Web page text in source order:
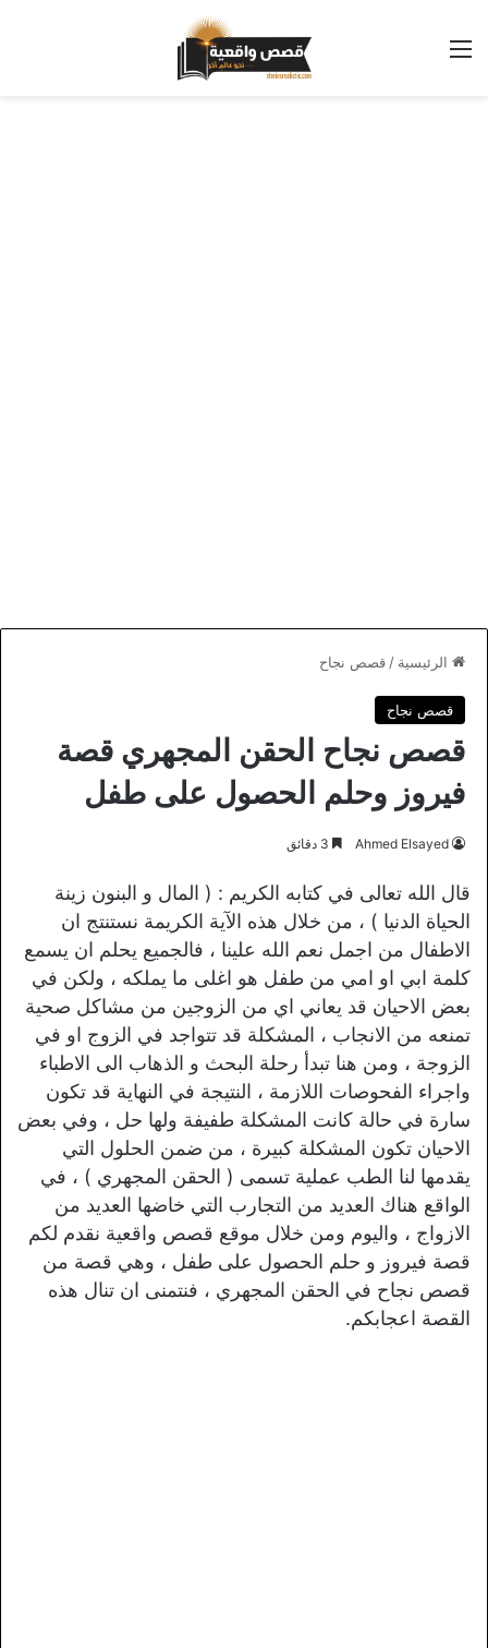
القائمة
الرئيسية / قصص نجاح
قصص نجاح
قصص نجاح الحقن المجهري قصة
فيروز وحلم الحصول على طفل
Ahmed Elsayed
قال الله تعالى في كتابه الكريم : ( المال و البنون زينة
الحياة الدنيا ) ، من خلال هذه الآية الكريمة نستنتج ان
الاطفال من اجمل نعم الله علينا ، فالجميع يحلم ان يسمع
كلمة ابي او امي من طفل هو اغلى ما يملكه ، ولكن في
بعض الاحيان قد يعاني اي من الزوجين من مشاكل صحية
تمنعه من الانجاب ، المشكلة قد تتواجد في الزوج او في
الزوجة ، ومن هنا تبدأ رحلة البحث و الذهاب الى الاطباء
واجراء الفحوصات اللازمة ، النتيجة في النهاية قد تكون
سارة في حالة كانت المشكلة طفيفة ولها حل ، وفي بعض
الاحيان تكون المشكلة كبيرة ، من ضمن الحلول التي
يقدمها لنا الطب عملية تسمى ( الحقن المجهري ) ، في
الواقع هناك العديد من التجارب التي خاضها العديد من
الازواج ، واليوم ومن خلال موقع قصص واقعية نقدم لكم
قصة فيروز و حلم الحصول على طفل ، وهي قصة من
قصص نجاح في الحقن المجهري ، فنتمنى ان تنال هذه
القصة اعجابكم.